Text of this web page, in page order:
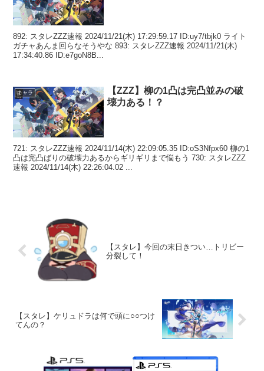
892: スタレZZZ速報 2024/11/21(木) 17:29:59.17 ID:uy7/tbjk0 ライト
ガチャあんま回らなそうやな 893: スタレZZZ速報 2024/11/21(木)
17:34:40.86 ID:e7goN8B...
キャラ
【ZZZ】柳の1凸は完凸並みの破
壊力ある！？
721: スタレZZZ速報 2024/11/14(木) 22:09:05.35 ID:oS3Nfpx60 柳の1
凸は完凸ばりの破壊力あるからギリギリまで悩もう 730: スタレZZZ
速報 2024/11/14(木) 22:26:04.02 ...
【スタレ】今回の末日きつい…トリビー
分裂して！
【スタレ】ケリュドラは何で頭に○○つけ
てんの？